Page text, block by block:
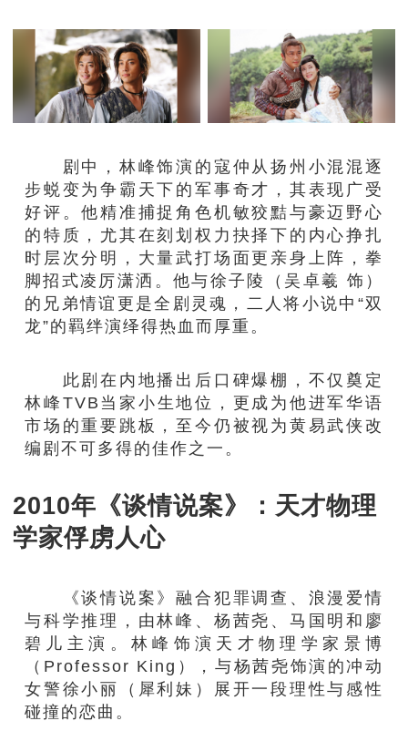
剧中，林峰饰演的寇仲从扬州小混混逐
步蜕变为争霸天下的军事奇才，其表现广受
好评。他精准捕捉角色机敏狡黠与豪迈野心
的特质，尤其在刻划权力抉择下的内心挣扎
时层次分明，大量武打场面更亲身上阵，拳
脚招式凌厉潇洒。他与徐子陵（吴卓羲 饰）
的兄弟情谊更是全剧灵魂，二人将小说中“双
龙”的羁绊演绎得热血而厚重。
此剧在内地播出后口碑爆棚，不仅奠定
林峰TVB当家小生地位，更成为他进军华语
市场的重要跳板，至今仍被视为黄易武侠改
编剧不可多得的佳作之一。
2010年《谈情说案》：天才物理
学家俘虏人心
《谈情说案》融合犯罪调查、浪漫爱情
与科学推理，由林峰、杨茜尧、马国明和廖
碧儿主演。林峰饰演天才物理学家景博
（Professor King），与杨茜尧饰演的冲动
女警徐小丽（犀利妹）展开一段理性与感性
碰撞的恋曲。